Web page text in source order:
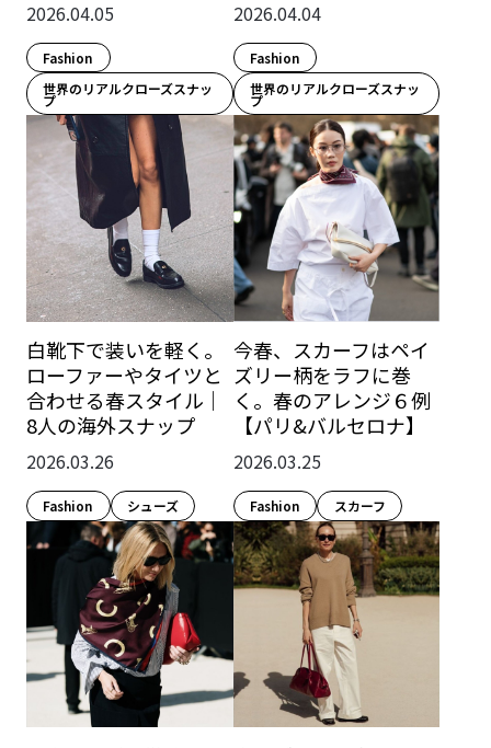
2026.04.05
Fashion​
世界のリアルクローズスナッ
プ
2026.04.04
Fashion​
世界のリアルクローズスナッ
プ
白靴下で装いを軽く。
ローファーやタイツと
合わせる春スタイル｜
8人の海外スナップ
2026.03.26
Fashion​ シューズ
今春、スカーフはペイ
ズリー柄をラフに巻
く。春のアレンジ６例
【パリ&バルセロナ】
2026.03.25
Fashion​ スカーフ